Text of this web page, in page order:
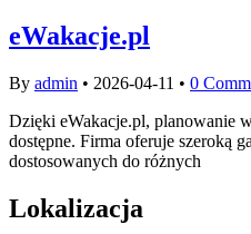
eWakacje.pl
By admin • 2026-04-11 • 0
Dzięki eWakacje.pl, planowanie
dostępne. Firma oferuje szeroką
dostosowanych do różnych
Lokalizacja